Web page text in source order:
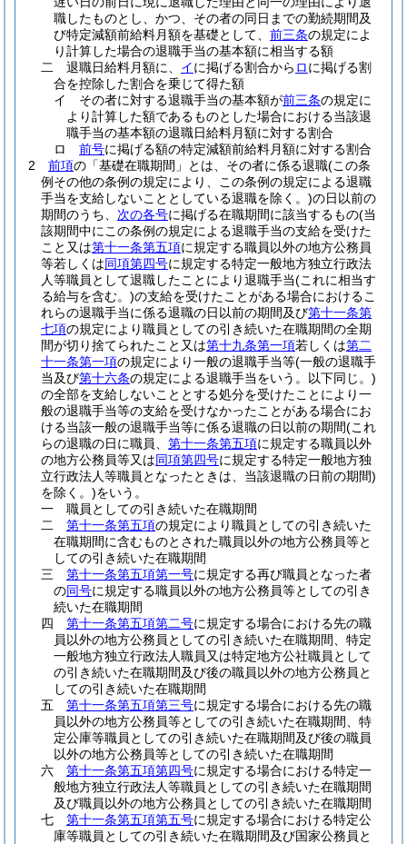
職したものとし、かつ、その者の同日までの勤続期間及
び特定減額前給料月額を基礎として、 前三条の規定によ
り計算した場合の退職手当の基本額に相当する額
二
退職日給料月額に、 イに掲げる割合から ロに掲げる割
合を控除した割合を乗じて得た額
イ
その者に対する退職手当の基本額が前三条の規定に
より計算した額であるものとした場合における当該退
職手当の基本額の退職日給料月額に対する割合
ロ
前号に掲げる額の特定減額前給料月額に対する割合
2
前項の「基礎在職期間」とは、その者に係る退職(この条
例その他の条例の規定により、この条例の規定による退職
手当を支給しないこととしている退職を除く。)の日以前の
期間のうち、 次の各号に掲げる在職期間に該当するもの(当
該期間中にこの条例の規定による退職手当の支給を受けた
こと又は第十一条第五項に規定する職員以外の地方公務員
等若しくは同項第四号に規定する特定一般地方独立行政法
人等職員として退職したことにより退職手当(これに相当す
る給与を含む。)の支給を受けたことがある場合におけるこ
れらの退職手当に係る退職の日以前の期間及び第十一条第
七項の規定により職員としての引き続いた在職期間の全期
間が切り捨てられたこと又は第十九条第一項若しくは第二
十一条第一項の規定により一般の退職手当等(一般の退職手
当及び第十六条の規定による退職手当をいう。以下同じ。)
の全部を支給しないこととする処分を受けたことにより一
般の退職手当等の支給を受けなかったことがある場合にお
ける当該一般の退職手当等に係る退職の日以前の期間(これ
らの退職の日に職員、 第十一条第五項に規定する職員以外
の地方公務員等又は同項第四号に規定する特定一般地方独
立行政法人等職員となったときは、当該退職の日前の期間)
を除く。)をいう。
一
職員としての引き続いた在職期間
二
第十一条第五項の規定により職員としての引き続いた
在職期間に含むものとされた職員以外の地方公務員等と
しての引き続いた在職期間
三
第十一条第五項第一号に規定する再び職員となった者
の同号に規定する職員以外の地方公務員等としての引き
続いた在職期間
四
第十一条第五項第二号に規定する場合における先の職
員以外の地方公務員としての引き続いた在職期間、特定
一般地方独立行政法人職員又は特定地方公社職員として
の引き続いた在職期間及び後の職員以外の地方公務員と
しての引き続いた在職期間
五
第十一条第五項第三号に規定する場合における先の職
員以外の地方公務員等としての引き続いた在職期間、特
定公庫等職員としての引き続いた在職期間及び後の職員
以外の地方公務員等としての引き続いた在職期間
六
第十一条第五項第四号に規定する場合における特定一
般地方独立行政法人等職員としての引き続いた在職期間
及び職員以外の地方公務員としての引き続いた在職期間
七
第十一条第五項第五号に規定する場合における特定公
庫等職員としての引き続いた在職期間及び国家公務員と